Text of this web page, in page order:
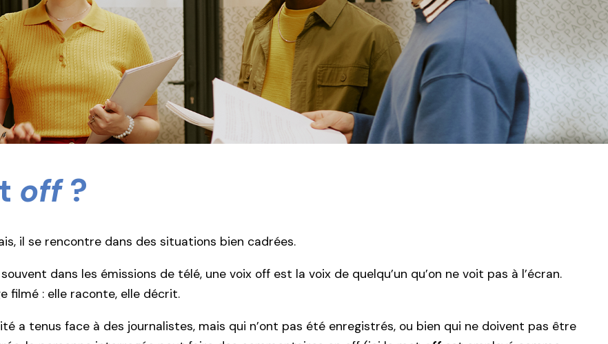
off?
il se rencontre dans des situations bien cadrées.
dans les émissions de télé, une voix off est la voix de quelqu’un qu’on ne voit pas à l’écran.
filmé : elle raconte, elle décrit.
a tenus face à des journalistes, mais qui n’ont pas été enregistrés, ou bien qui ne doivent pas être